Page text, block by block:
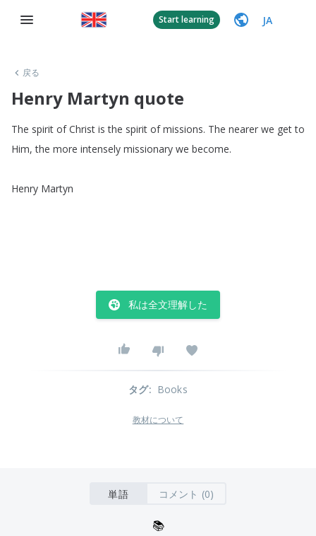
Start learning JA
戻る
Henry Martyn quote
The spirit of Christ is the spirit of missions. The nearer we get to
Him,the more intensely missionary we become.
Henry Martyn
私は全文理解した
タグ: Books
教材について
単語 コメント (0)
📚